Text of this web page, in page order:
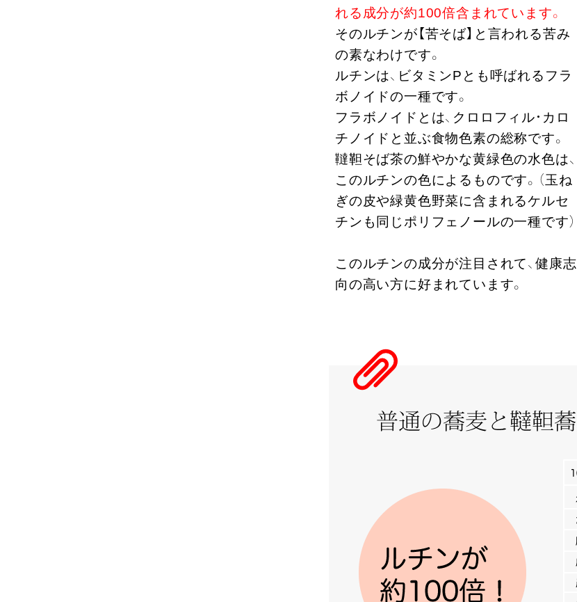
れる成分が約100倍含まれています。
そのルチンが【苦そば】と言われる苦み
の素なわけです。
ルチンは、ビタミンPとも呼ばれるフラ
ボノイドの一種です。
フラボノイドとは、クロロフィル・カロ
チノイドと並ぶ食物色素の総称です。
韃靼そば茶の鮮やかな黄緑色の水色は、
このルチンの色によるものです。（玉ね
ぎの皮や緑黄色野菜に含まれるケルセ
チンも同じポリフェノールの一種です）
このルチンの成分が注目されて、健康志
向の高い方に好まれています。